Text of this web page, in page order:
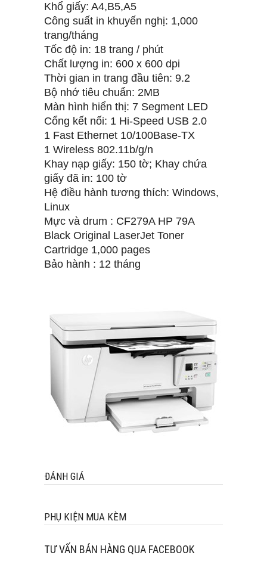
Khổ giấy: A4,B5,A5
Công suất in khuyến nghị: 1,000
trang/tháng
Tốc độ in: 18 trang / phút
Chất lượng in: 600 x 600 dpi
Thời gian in trang đầu tiên: 9.2
Bộ nhớ tiêu chuẩn: 2MB
Màn hình hiển thị: 7 Segment LED
Cổng kết nối: 1 Hi-Speed USB 2.0
1 Fast Ethernet 10/100Base-TX
1 Wireless 802.11b/g/n
Khay nạp giấy: 150 tờ; Khay chứa
giấy đã in: 100 tờ
Hệ điều hành tương thích: Windows,
Linux
Mực và drum : CF279A HP 79A
Black Original LaserJet Toner
Cartridge 1,000 pages
Bảo hành : 12 tháng
ĐÁNH GIÁ
PHỤ KIỆN MUA KÈM
TƯ VẤN BÁN HÀNG QUA FACEBOOK